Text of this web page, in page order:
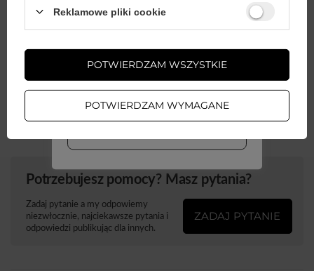
Głębokość opakowania
2
Szerokość opakowania
Potrzebujesz pomocy? Masz pytania?
Zadaj pytanie a my odpowiemy
niezwłocznie, najciekawsze pytania i
odpowiedzi publikując dla innych.
ZADAJ PYTANIE
Wystarczy założyć konto
odblokować zniżki na kolejne
ZAŁÓŻ KONTO
Reklamowe pliki cookie
POTWIERDZAM WYMAGANE
POTWIERDZAM WSZYSTKIE